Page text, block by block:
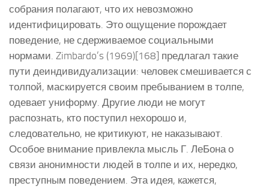
собрания полагают, что их невозможно
идентифицировать. Это ощущение порождает
поведение, не сдерживаемое социальными
нормами. Zimbardo’s (1969)[168] предлагал такие
пути деиндивидуализации: человек смешивается с
толпой, маскируется своим пребыванием в толпе,
одевает униформу. Другие люди не могут
распознать, кто поступил нехорошо и,
следовательно, не критикуют, не наказывают.
Особое внимание привлекла мысль Г. ЛеБона о
связи анонимности людей в толпе и их, нередко,
преступным поведением. Эта идея, кажется,